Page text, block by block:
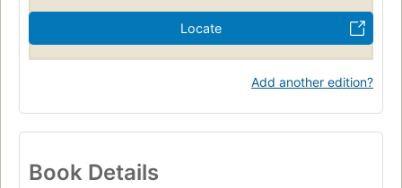
Locate
Add another edition?
Book Details